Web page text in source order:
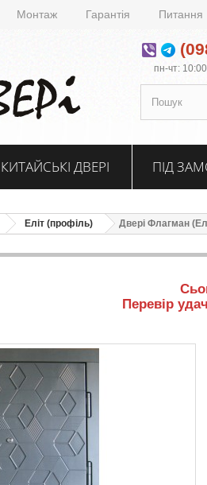
Монтаж Гарантія Питання
пн-чт:
КИТАЙСЬКІ ДВЕРІ ПІД
Еліт (профіль) Двері Флагман
Перевір